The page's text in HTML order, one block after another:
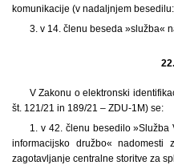
komunikacije (v nadaljnjem
3. v 14. členu beseda »služba«
V Zakonu o elektronski
št. 121/21 in 189/21 – ZDU-1M) se:
1. v 42. členu besedilo
informacijsko družbo« nadomesti
zagotavljanje centralne storitve za